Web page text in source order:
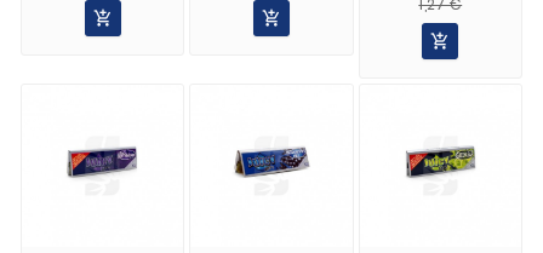
 
1,27 €
